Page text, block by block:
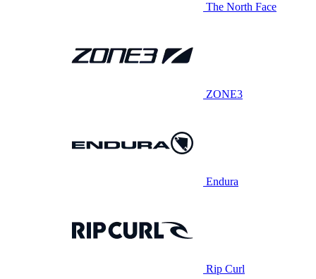
The North Face
ZONE3
Endura
Rip Curl